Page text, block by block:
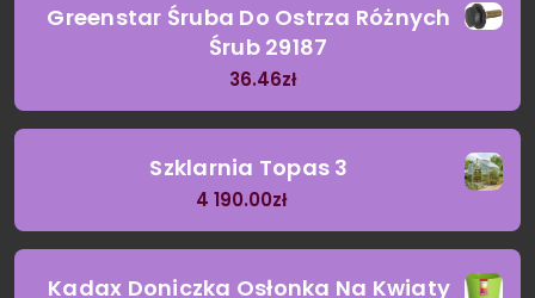
Greenstar Śruba Do Ostrza Różnych
Śrub 29187
36.46zł
Szklarnia Topas 3
4 190.00zł
Kadax Doniczka Osłonka Na Kwiaty